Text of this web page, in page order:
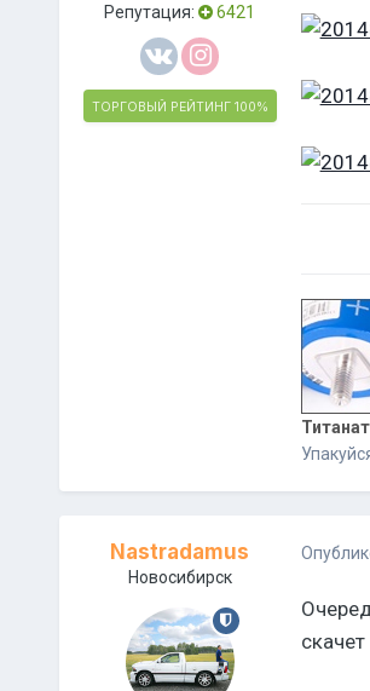
Репутация:
6421
ТОРГОВЫЙ РЕЙТИНГ 100%
Nastradamus
Новосибирск
скачет